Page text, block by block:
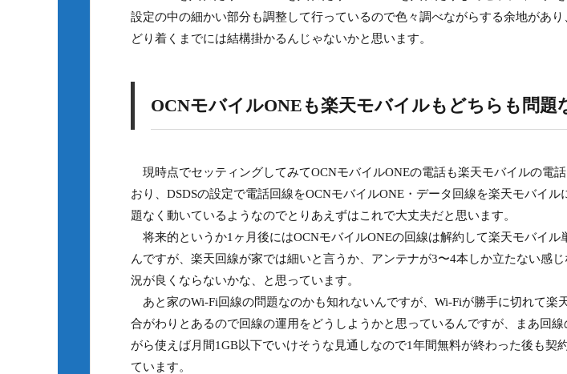
設定の中の細かい部分も調整して行っているので色々調べながらする余地があ
どり着くまでには結構掛かるんじゃないかと思います。
OCNモバイルONEも楽天モバイルもどちらも問題
現時点でセッティングしてみてOCNモバイルONEの電話も楽天モバイルの電
おり、DSDSの設定で電話回線をOCNモバイルONE・データ回線を楽天モバイル
題なく動いているようなのでとりあえずはこれで大丈夫だと思います。
将来的というか1ヶ月後にはOCNモバイルONEの回線は解約して楽天モバイル
んですが、楽天回線が家では細いと言うか、アンテナが3〜4本しか立たない感
況が良くならないかな、と思っています。
あと家のWi-Fi回線の問題なのかも知れないんですが、Wi-Fiが勝手に切れて楽
合がわりとあるので回線の運用をどうしようかと思っているんですが、まあ回
がら使えば月間1GB以下でいけそうな見通しなので1年間無料が終わった後も契
ています。